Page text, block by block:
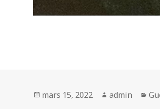
Posted
mars 15, 2022 Author
admin